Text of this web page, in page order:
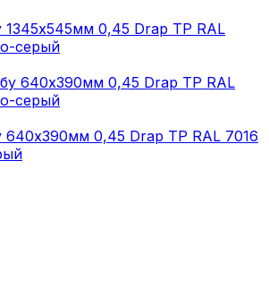
0,45 Drap ТР RAL
серый
0,45 Drap ТР RAL 7016